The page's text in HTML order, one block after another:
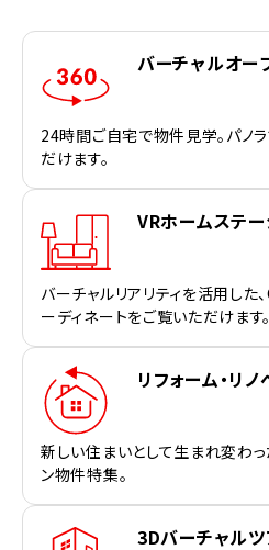
バーチャルオー
24時間ご自宅で物件見学。パノ
だけます。
VRホームステ
バーチャルリアリティを活用した
ーディネートをご覧いただけます。
リフォーム・リ
新しい住まいとして生まれ変わっ
ン物件特集。
3Dバーチャルツ